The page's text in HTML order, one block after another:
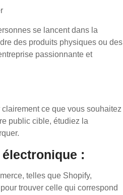
se lancent dans la
des produits physiques ou des
passionnante et
ce que vous souhaitez
public cible, étudiez la
:
telles que Shopify,
trouver celle qui correspond